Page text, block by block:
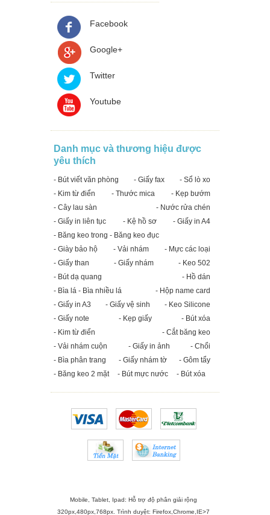
Facebook
Google+
Twitter
Youtube
Danh mục và thương hiệu được
yêu thích
- Bút viết văn phòng - Giấy fax
- Sổ lò xo
- Kim từ điển
- Thước mica
- Kẹp bướm
- Cây lau sàn
- Nước rửa chén
- Giấy in liên tục
- Kệ hồ sơ
- Giấy in A4
- Băng keo trong - Băng keo đục
- Giày bảo hộ
- Vải nhám
- Mực các loại
- Giấy than
- Giấy nhám
- Keo 502
- Bút dạ quang
- Hồ dán
- Bìa lá - Bìa nhiều lá
- Hộp name card
- Giấy in A3
- Giấy vệ sinh
- Keo Silicone
- Giấy note
- Kẹp giấy
- Bút xóa
- Kim từ điển
- Cắt băng keo
- Vải nhám cuộn
- Giấy in ảnh
- Chổi
- Bìa phân trang
- Giấy nhám tờ
- Gôm tẩy
- Băng keo 2 mặt
- Bút mực nước - Bút xóa
Mobile, Tablet, Ipad: Hỗ trợ độ phân giải rộng
320px,480px,768px. Trình duyệt: Firefox,Chrome,IE>7